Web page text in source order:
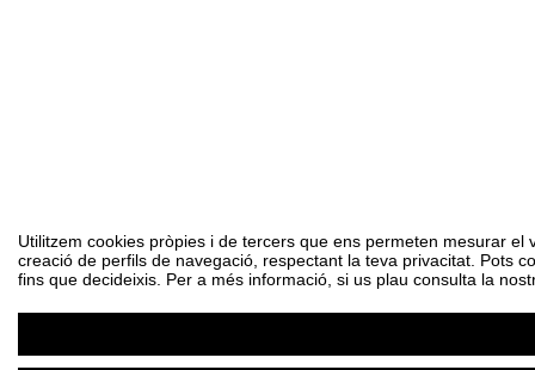
Utilitzem cookies pròpies i de tercers que ens permeten mesurar
creació de perfils de navegació, respectant la teva privacitat. Pots
fins que decideixis. Per a més informació, si us plau consulta la